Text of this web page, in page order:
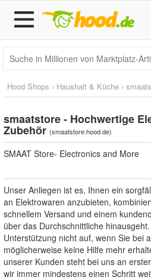
Hood Shops › Haushalt & Küche ›
smaatstore - Hochwertige
Zubehör (smaatstore.hood.de)
SMAAT Store- Electronics and More
Unser Anliegen ist es, Ihnen ein
an Elektrowaren anzubieten,
schnellem Versand und einem
über das Durchschnittliche
Unterstützung nicht auf, wenn Sie bei
möglicherweise keine Hilfe mehr
unserer Kunden steht bei uns an
wir immer mindestens einen Schritt